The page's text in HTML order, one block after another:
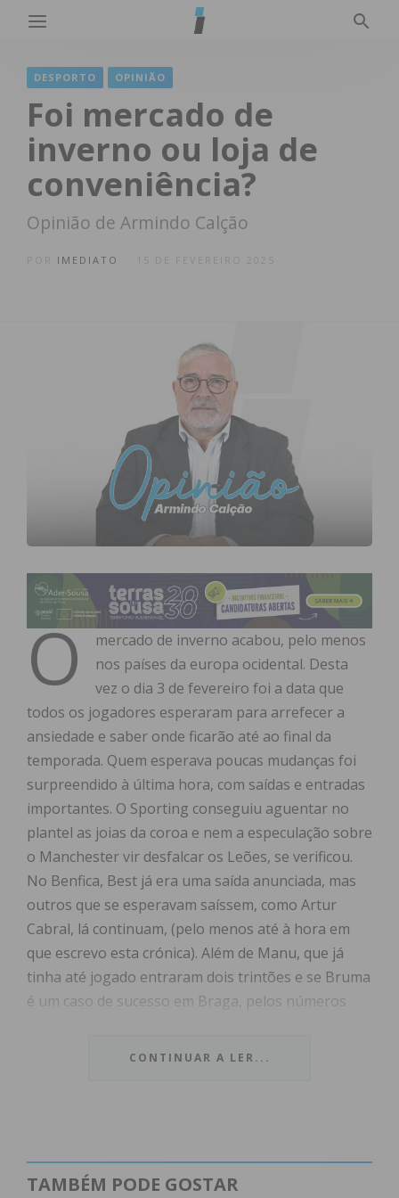
DESPORTO OPINIÃO
Foi mercado de
inverno ou loja de
conveniência?
Opinião de Armindo Calção
IMEDIATO
O
mercado de inverno acabou, pelo menos
nos países da europa ocidental. Desta
vez o dia 3 de fevereiro foi a data que
todos os jogadores esperaram para arrefecer a
ansiedade e saber onde ficarão até ao final da
temporada. Quem esperava poucas mudanças foi
surpreendido à última hora, com saídas e entradas
importantes. O Sporting conseguiu aguentar no
plantel as joias da coroa e nem a especulação sobre
o Manchester vir desfalcar os Leões, se verificou.
No Benfica, Best já era uma saída anunciada, mas
outros que se esperavam saíssem, como Artur
Cabral, lá continuam, (pelo menos até à hora em
que escrevo esta crónica). Além de Manu, que já
tinha até jogado entraram dois trintões e se Bruma
é um caso de sucesso em Braga, pelos números
utilização no Como de Itália. Nos dias que restam
direções. A primeira na entrada de verbas
importantes num momento muito necessitado e
CONTINUAR A LER...
TAMBÉM PODE GOSTAR